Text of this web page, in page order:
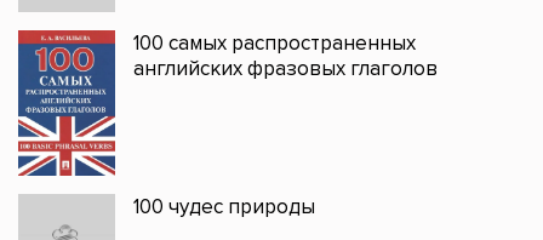
100 самых распространенных
английских фразовых глаголов
100 чудес природы